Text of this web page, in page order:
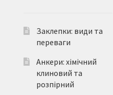
Заклепки: види та
переваги
Анкери: хімічний
клиновий та
розпірний